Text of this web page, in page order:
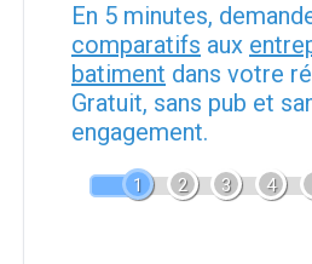
En 5 minutes,
comparatifs aux
batiment dans votre
Gratuit, sans pub et
engagement.
1 2 3 4